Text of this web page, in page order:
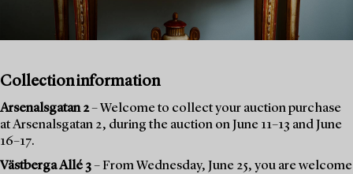
Collection information
Arsenalsgatan 2– Welcome to collect your auction purchase
at Arsenalsgatan 2, during the auction on June 11–13 and June
16–17.
Västberga Allé 3– From Wednesday, June 25, you are welcome